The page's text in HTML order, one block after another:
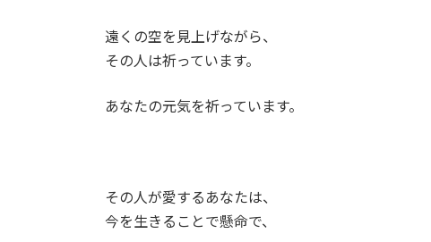
遠くの空を見上げながら、
その人は祈っています。
あなたの元気を祈っています。
その人が愛するあなたは、
今を生きることで懸命で、